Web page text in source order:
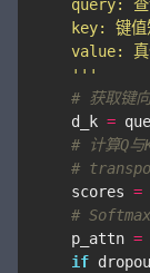
    '''
# 获取键
d_k =
# 计算Q与
#
scores =
# Softmax
p_attn =
if